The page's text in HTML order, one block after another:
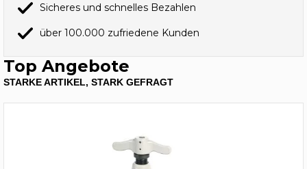
Sicheres und schnelles Bezahlen
über 100.000 zufriedene Kunden
Top Angebote
STARKE ARTIKEL, STARK GEFRAGT